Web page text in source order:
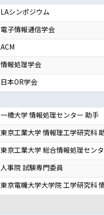
LAシンポジウム
電子情報通信学会
ACM
情報処理学会
日本OR学会
一橋大学 情報処理センター 助手
東京工業大学 情報理工学研究科
東京工業大学 総合情報処理セン
人事院 試験専門委員
東京電機大学大学院 工学研究科